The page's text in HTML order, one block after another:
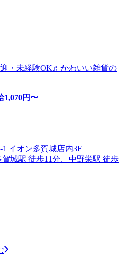
・未経験OK♬かわいい雑貨の
1,070円〜
イオン多賀城店内3F
城駅 徒歩11分、中野栄駅 徒歩